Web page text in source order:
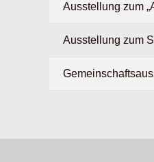
Ausstellung zum
Ausstellung zum